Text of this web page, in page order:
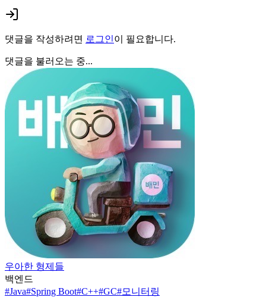
댓글을 작성하려면 로그인이 필요합니다.
댓글을 불러오는 중...
우아한 형제들
백엔드
#Java#Spring Boot#C++#GC#모니터링